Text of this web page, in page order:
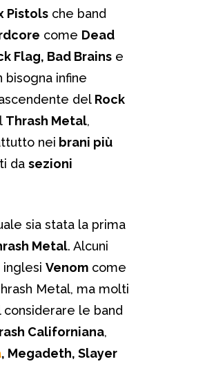
Pistols che band
come Dead
Flag, Bad Brains e
bisogna infine
del Rock
Thrash Metal,
nei brani più
da sezioni
sia stata la prima
Metal. Alcuni
inglesi Venom come
Metal, ma molti
considerare le band
Californiana,
, Megadeth, Slayer